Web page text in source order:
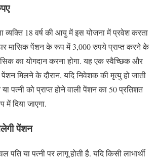
व्यक्ति 18 वर्ष की आयु में इस योजना में प्रवेश करता
मासिक पेंशन के रूप में 3,000 रुपये प्राप्त करने के
का योगदान करना होगा. यह एक स्वैच्छिक और
मिलने के दौरान, यदि निवेशक की मृत्यु हो जाती
या पत्नी को प्राप्त होने वाली पेंशन का 50 प्रतिशत
में दिया जाएगा.
पेंशन
पति या पत्नी पर लागू होती है. यदि किसी लाभार्थी